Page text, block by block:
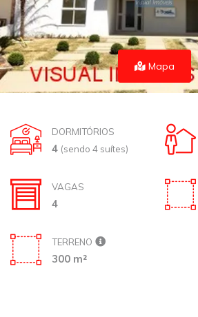
Mapa
DORMITÓRIOS
4 (sendo 4 suítes)
VAGAS
4
TERRENO
300 m²